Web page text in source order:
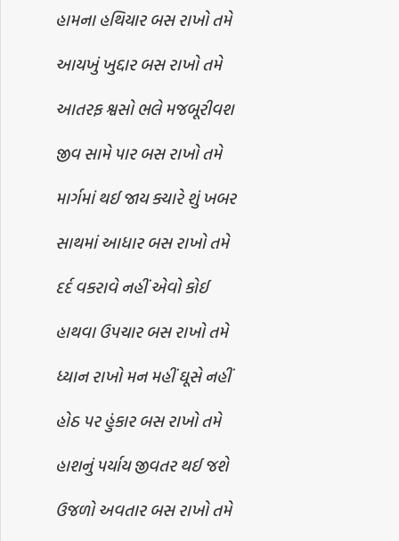
હામના હથિયાર બસ રાખો તમે
આયખું ખુદ્દાર બસ રાખો તમે
આતરફ શ્વસો ભલે મજબૂરીવશ
જીવ સામે પાર બસ રાખો તમે
માર્ગમાં થઈ જાય ક્યારે શું ખબર
સાથમાં આધાર બસ રાખો તમે
દર્દ વકરાવે નહીં એવો કોઈ
હાથવા ઉપચાર બસ રાખો તમે
ધ્યાન રાખો મન મહીં ઘૂસે નહીં
હોઠ પર હુંકાર બસ રાખો તમે
હાશનું પર્યાય જીવતર થઈ જશે
ઉજળો અવતાર બસ રાખો તમે